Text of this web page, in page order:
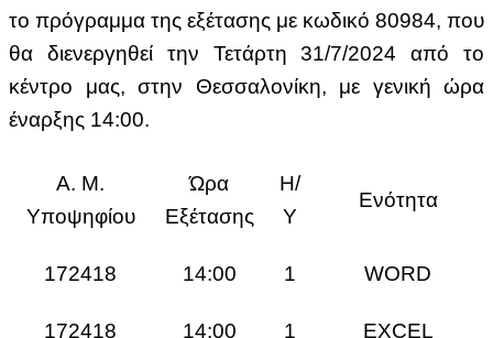
το πρόγραμμα της εξέτασης με κωδικό 80984, που
θα διενεργηθεί την Τετάρτη 31/7/2024 από το
κέντρο μας, στην Θεσσαλονίκη, με γενική ώρα
έναρξης 14:00.
Α. Μ.
Υποψηφίου
Ώρα
Εξέτασης
Η/
Υ
Ενότητα
172418 14:00 1 WORD
172418 14:00 1 EXCEL